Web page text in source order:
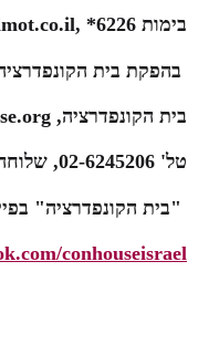
בימות *6226
בהפקת בית
בית הקונפדרציה,
טל' 02-6245206, שלוחה 4
"בית הקונפדרציה"
conhouseisrael